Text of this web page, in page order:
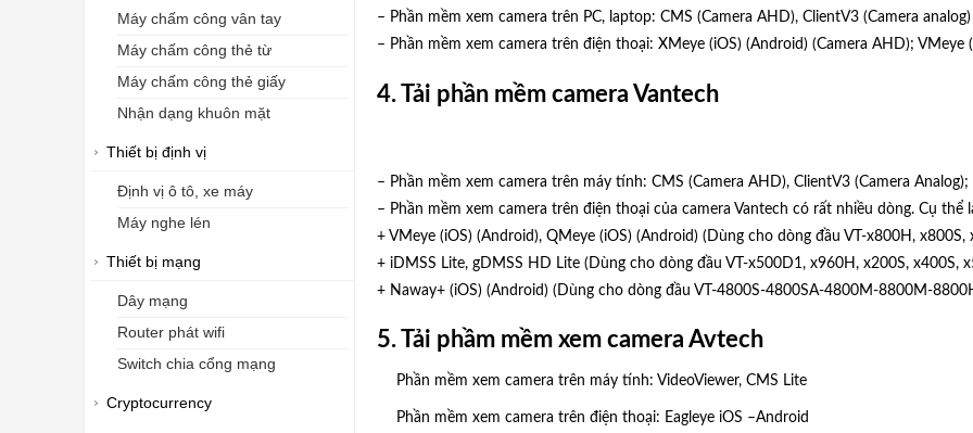
Máy chấm công vân tay
Máy chấm công thẻ từ
Máy chấm công thẻ giấy
Nhận dạng khuôn mặt
Thiết bị định vị
Định vị ô tô, xe máy
Máy nghe lén
Thiết bị mạng
Dây mạng
Router phát wifi
Switch chia cổng mạng
Cryptocurrency
– Phần mềm xem camera trên PC, laptop: CMS (Camera AHD), ClientV3(Camera analog)
– Phần mềm xem camera trên điện thoại: XMeye (iOS) (Android ) (Camera AHD); VMeye (
4. Tải phần mềm camera Vantech
– Phần mềm xem camera trên máy tính: CMS (Camera AHD), ClientV3(Camera
– Phần mềm xem camera trên điện thoại của camera Vantech có rất nhiều dòng. Cụ
+ VMeye (iOS) (Android ), QMeye (iOS) (Android ) (Dùng cho dòng đầu VT-x800H,
+ iDMSS Lite, gDMSS HD Lite(Dùng cho dòng đầu VT-x500D1, x960H, x200S, x400S,
+ Naway+ (iOS) (Android ) (Dùng cho dòng đầu VT-4800S-4800SA-4800M-8800M-
5. Tải phầm mềm xem camera Avtech
Phần mềm xem camera trên máy tính: VideoViewer, CMS Lite
Phần mềm xem camera trên điện thoại: Eagleye iOS –Android